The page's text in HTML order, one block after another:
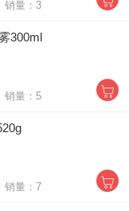
销量：3
300ml
销量：5
销量：7